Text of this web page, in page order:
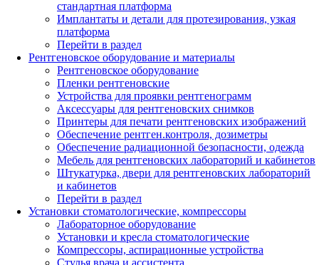
стандартная платформа
Имплантаты и детали для протезирования, узкая
платформа
Перейти в раздел
Рентгеновское оборудование и материалы
Рентгеновское оборудование
Пленки рентгеновские
Устройства для проявки рентгенограмм
Аксессуары для рентгеновских снимков
Принтеры для печати рентгеновских изображений
Обеспечение рентген.контроля, дозиметры
Обеспечение радиационной безопасности, одежда
Мебель для рентгеновских лабораторий и кабинетов
Штукатурка, двери для рентгеновских лабораторий
и кабинетов
Перейти в раздел
Установки стоматологические, компрессоры
Лабораторное оборудование
Установки и кресла стоматологические
Компрессоры, аспирационные устройства
Стулья врача и ассистента